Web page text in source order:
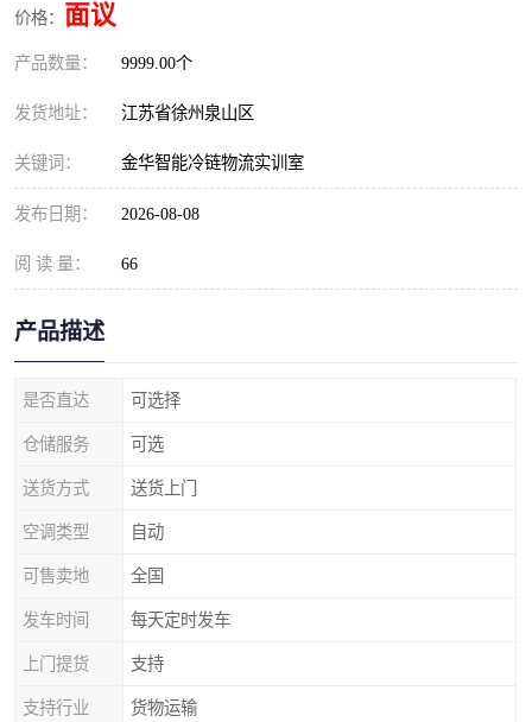
价格： 面议
产品数量： 9999.00个
发货地址： 江苏省徐州泉山区
关键词： 金华智能冷链物流实训室
发布日期： 2026-08-08
阅 读 量： 66
产品描述
是否直达 可选择
仓储服务 可选
送货方式 送货上门
空调类型 自动
可售卖地 全国
发车时间 每天定时发车
上门提货 支持
支持行业 货物运输